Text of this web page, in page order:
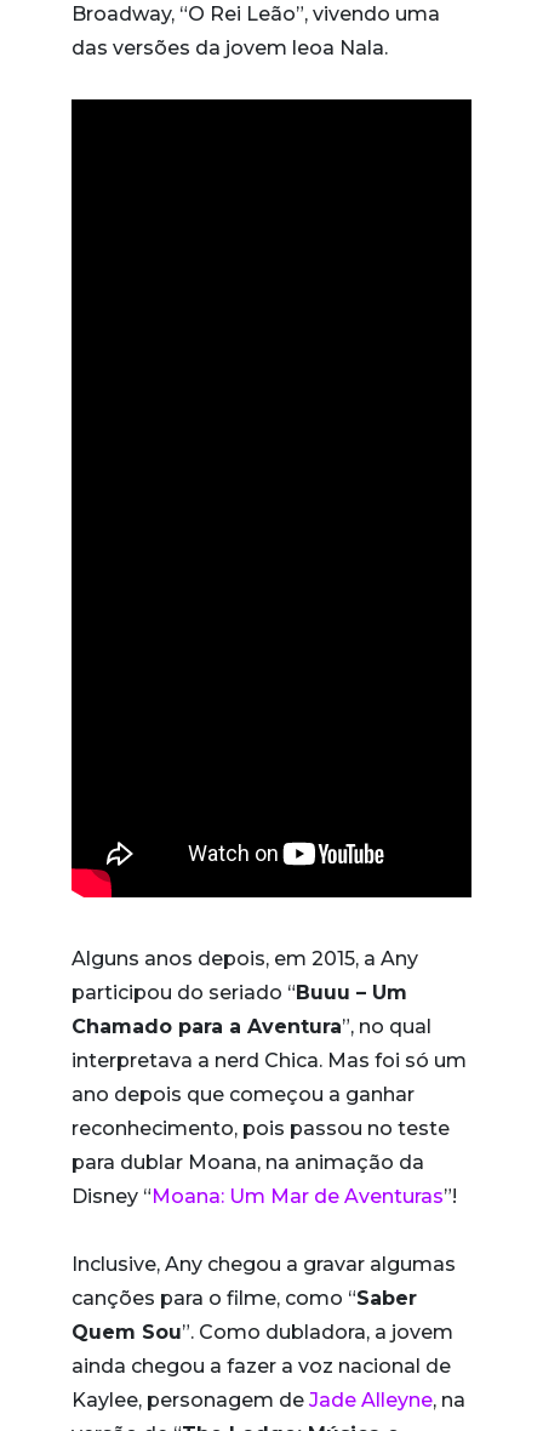
Broadway, “O Rei Leão”, vivendo uma
das versões da jovem leoa Nala.
Alguns anos depois, em 2015, a Any
participou do seriado “Buuu – Um
Chamado para a Aventura”, no qual
interpretava a nerd Chica. Mas foi só um
ano depois que começou a ganhar
reconhecimento, pois passou no teste
para dublar Moana, na animação da
Disney “Moana: Um Mar de Aventuras”!
Inclusive, Any chegou a gravar algumas
canções para o filme, como “Saber
Quem Sou”. Como dubladora, a jovem
ainda chegou a fazer a voz nacional de
Kaylee, personagem de Jade Alleyne, na